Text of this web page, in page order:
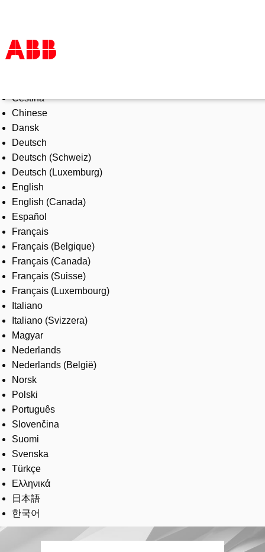
Products & Solutions
Industries
Services
About us
Where to buy
Contact us
Careers
Čeština
Chinese
Dansk
Deutsch
Deutsch (Schweiz)
Deutsch (Luxemburg)
English
English (Canada)
Español
Français
Français (Belgique)
Français (Canada)
Français (Suisse)
Français (Luxembourg)
Italiano
Italiano (Svizzera)
Magyar
Nederlands
Nederlands (België)
Norsk
Polski
Português
Slovenčina
Suomi
Svenska
Türkçe
Ελληνικά
日本語
한국어